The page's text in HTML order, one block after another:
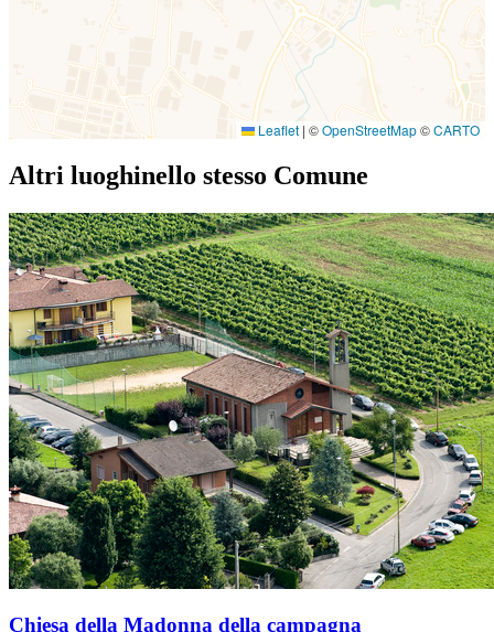
Leaflet | ©OpenStreetMap©CARTO
Altri luoghinello stesso Comune
Chiesa della Madonna della campagna